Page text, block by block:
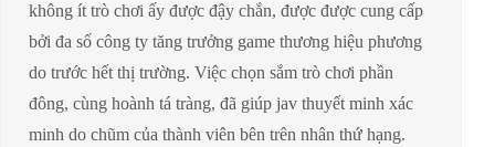
không ít trò chơi ấy được đậy chắn, được được cung cấp
bởi đa số công ty tăng trưởng game thương hiệu phương
do trước hết thị trường. Việc chọn sắm trò chơi phần
đông, cùng hoành tá tràng, đã giúp jav thuyết minh xác
minh do chũm của thành viên bên trên nhân thứ hạng.